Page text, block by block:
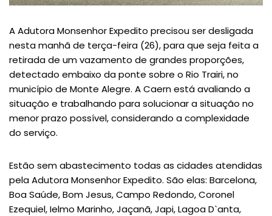
A Adutora Monsenhor Expedito precisou ser desligada
nesta manhã de terça-feira (26), para que seja feita a
retirada de um vazamento de grandes proporções,
detectado embaixo da ponte sobre o Rio Trairi, no
município de Monte Alegre. A Caern está avaliando a
situação e trabalhando para solucionar a situação no
menor prazo possível, considerando a complexidade
do serviço.
Estão sem abastecimento todas as cidades atendidas
pela Adutora Monsenhor Expedito. São elas: Barcelona,
Boa Saúde, Bom Jesus, Campo Redondo, Coronel
Ezequiel, Ielmo Marinho, Jaçanã, Japi, Lagoa D`anta,